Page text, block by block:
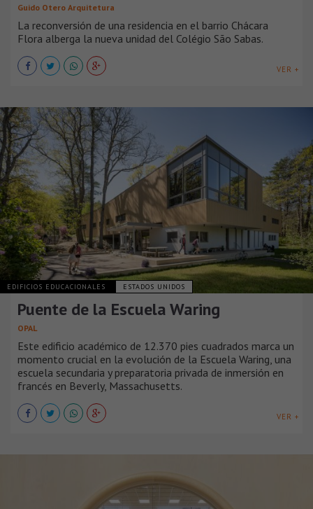
Guido Otero Arquitetura
La reconversión de una residencia en el barrio Chácara
Flora alberga la nueva unidad del Colégio São Sabas.
VER +
EDIFICIOS EDUCACIONALES ESTADOS UNIDOS
Puente de la Escuela Waring
OPAL
Este edificio académico de 12.370 pies cuadrados marca un
momento crucial en la evolución de la Escuela Waring, una
escuela secundaria y preparatoria privada de inmersión en
francés en Beverly, Massachusetts.
VER +